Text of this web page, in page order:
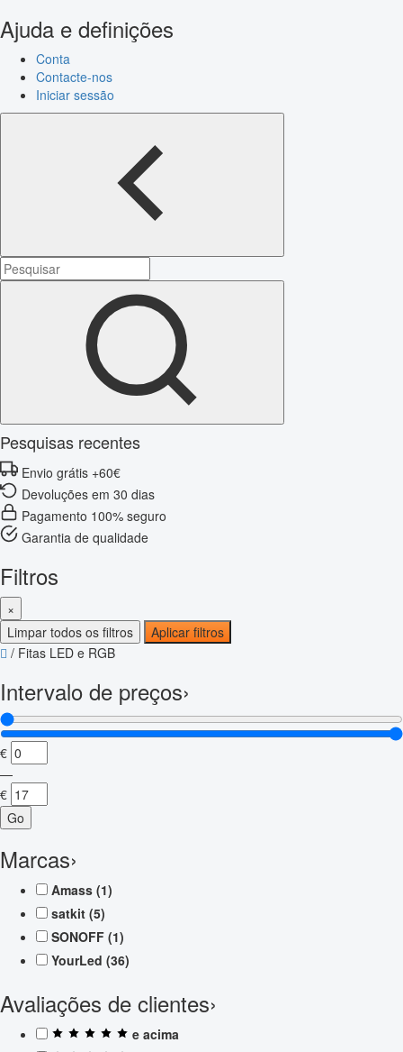
Ajuda e definições
Conta
Contacte-nos
Iniciar sessão
Pesquisas recentes
Envio grátis +60€
Devoluções em 30 dias
Pagamento 100% seguro
Garantia de qualidade
Filtros
×
Limpar todos os filtros
Aplicar filtros
/ Fitas LED e RGB
Intervalo de preços›
€
—
€
Go
Marcas›
Amass (1)
satkit (5)
SONOFF (1)
YourLed (36)
Avaliações de clientes›
e acima